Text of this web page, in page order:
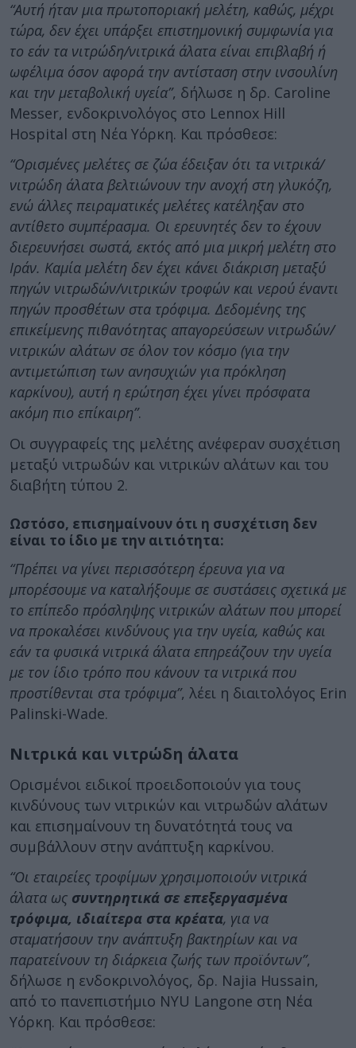
“Αυτή ήταν μια πρωτοποριακή μελέτη, καθώς, μέχρι
τώρα, δεν έχει υπάρξει επιστημονική συμφωνία για
το εάν τα νιτρώδη/νιτρικά άλατα είναι επιβλαβή ή
ωφέλιμα όσον αφορά την αντίσταση στην ινσουλίνη
και την μεταβολική υγεία”, δήλωσε η δρ. Caroline
Messer, ενδοκρινολόγος στο Lennox Hill
Hospital στη Νέα Υόρκη. Και πρόσθεσε:
“Ορισμένες μελέτες σε ζώα έδειξαν ότι τα νιτρικά/
νιτρώδη άλατα βελτιώνουν την ανοχή στη γλυκόζη,
ενώ άλλες πειραματικές μελέτες κατέληξαν στο
αντίθετο συμπέρασμα. Οι ερευνητές δεν το έχουν
διερευνήσει σωστά, εκτός από μια μικρή μελέτη στο
Ιράν. Καμία μελέτη δεν έχει κάνει διάκριση μεταξύ
πηγών νιτρωδών/νιτρικών τροφών και νερού έναντι
πηγών προσθέτων στα τρόφιμα. Δεδομένης της
επικείμενης πιθανότητας απαγορεύσεων νιτρωδών/
νιτρικών αλάτων σε όλον τον κόσμο (για την
αντιμετώπιση των ανησυχιών για πρόκληση
καρκίνου), αυτή η ερώτηση έχει γίνει πρόσφατα
ακόμη πιο επίκαιρη”.
Οι συγγραφείς της μελέτης ανέφεραν συσχέτιση
μεταξύ νιτρωδών και νιτρικών αλάτων και του
διαβήτη τύπου 2.
Ωστόσο, επισημαίνουν ότι η συσχέτιση δεν
είναι το ίδιο με την αιτιότητα:
“Πρέπει να γίνει περισσότερη έρευνα για να
μπορέσουμε να καταλήξουμε σε συστάσεις σχετικά με
το επίπεδο πρόσληψης νιτρικών αλάτων που μπορεί
να προκαλέσει κινδύνους για την υγεία, καθώς και
εάν τα φυσικά νιτρικά άλατα επηρεάζουν την υγεία
με τον ίδιο τρόπο που κάνουν τα νιτρικά που
προστίθενται στα τρόφιμα”, λέει η διαιτολόγος Erin
Palinski-Wade.
Νιτρικά και νιτρώδη άλατα
Ορισμένοι ειδικοί προειδοποιούν για τους
κινδύνους των νιτρικών και νιτρωδών αλάτων
και επισημαίνουν τη δυνατότητά τους να
συμβάλλουν στην ανάπτυξη καρκίνου.
“Οι εταιρείες τροφίμων χρησιμοποιούν νιτρικά
άλατα ως συντηρητικά σε επεξεργασμένα
τρόφιμα, ιδιαίτερα στα κρέατα, για να
σταματήσουν την ανάπτυξη βακτηρίων και να
παρατείνουν τη διάρκεια ζωής των προϊόντων”,
δήλωσε η ενδοκρινολόγος, δρ. Najia Hussain,
από το πανεπιστήμιο NYU Langone στη Νέα
Υόρκη. Και πρόσθεσε: